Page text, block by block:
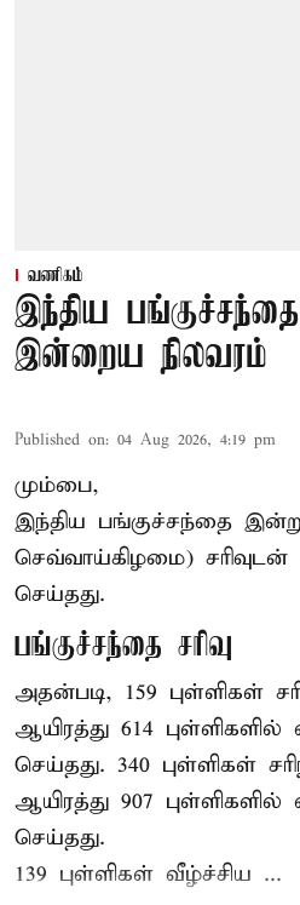
வணிகம்
இந்திய பங்குச்சந்தை
இன்றைய நிலவரம்
Published on: 04 Aug 2026, 4:19 pm
மும்பை,
இந்திய பங்குச்சந்தை
செவ்வாய்கிழமை)
செய்தது.
பங்குச்சந்தை சரிவு
அதன்படி, 159 புள்ளிகள்
ஆயிரத்து 614
செய்தது. 340 புள்ளிகள்
ஆயிரத்து 907
செய்தது.
139 புள்ளிகள் வீழ்ச்சிய ...